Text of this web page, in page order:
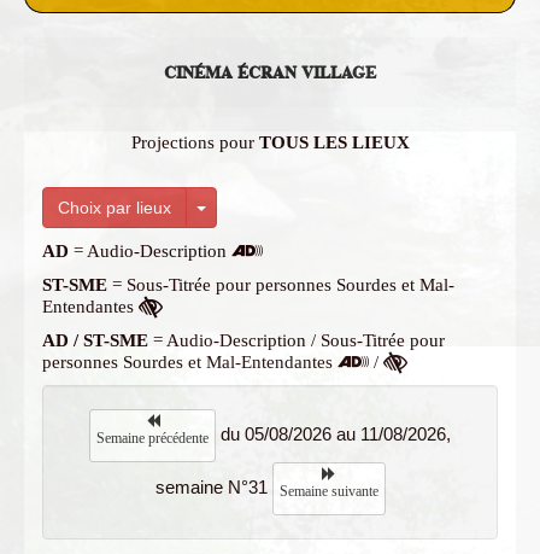
CINÉMA ÉCRAN VILLAGE